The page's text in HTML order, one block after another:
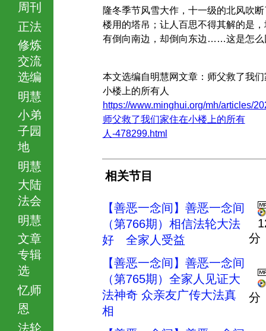
周刊
正法
修炼
交流
选编
明慧
小弟
子园
地
明慧
大陆
法会
明慧
文章
专辑
选
忆师
恩
法轮
隆冬季节风雪大作，十一级的北风吹
楼用的塔吊；让人百思不得其解的是
有倒向南边，却倒向东边……这是怎么
本文选编自明慧网文章：师父救了我
小楼上的所有人
https://www.minghui.org/mh/articles/
师父救了我们家住在小楼上的所有
人-478299.html
相关节目
【善恶一念间】善恶一念间
（第766期）相信法轮大法
好 全家人受益
分
【善恶一念间】善恶一念间
（第765期）全家人见证大
法神奇 众亲友广传大法真
相
分